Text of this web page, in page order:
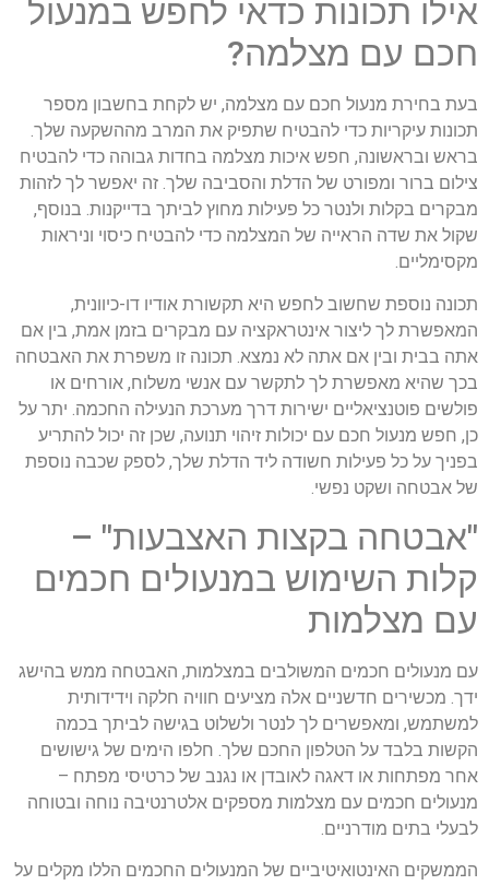
אילו תכונות כדאי לחפש במנעול
חכם עם מצלמה?
בעת בחירת מנעול חכם עם מצלמה, יש לקחת בחשבון מספר
תכונות עיקריות כדי להבטיח שתפיק את המרב מההשקעה שלך.
בראש ובראשונה, חפש איכות מצלמה בחדות גבוהה כדי להבטיח
צילום ברור ומפורט של הדלת והסביבה שלך. זה יאפשר לך לזהות
מבקרים בקלות ולנטר כל פעילות מחוץ לביתך בדייקנות. בנוסף,
שקול את שדה הראייה של המצלמה כדי להבטיח כיסוי וניראות
מקסימליים.
תכונה נוספת שחשוב לחפש היא תקשורת אודיו דו-כיוונית,
המאפשרת לך ליצור אינטראקציה עם מבקרים בזמן אמת, בין אם
אתה בבית ובין אם אתה לא נמצא. תכונה זו משפרת את האבטחה
בכך שהיא מאפשרת לך לתקשר עם אנשי משלוח, אורחים או
פולשים פוטנציאליים ישירות דרך מערכת הנעילה החכמה. יתר על
כן, חפש מנעול חכם עם יכולות זיהוי תנועה, שכן זה יכול להתריע
בפניך על כל פעילות חשודה ליד הדלת שלך, לספק שכבה נוספת
של אבטחה ושקט נפשי.
"אבטחה בקצות האצבעות" –
קלות השימוש במנעולים חכמים
עם מצלמות
עם מנעולים חכמים המשולבים במצלמות, האבטחה ממש בהישג
ידך. מכשירים חדשניים אלה מציעים חוויה חלקה וידידותית
למשתמש, ומאפשרים לך לנטר ולשלוט בגישה לביתך בכמה
הקשות בלבד על הטלפון החכם שלך. חלפו הימים של גישושים
אחר מפתחות או דאגה לאובדן או נגנב של כרטיסי מפתח –
מנעולים חכמים עם מצלמות מספקים אלטרנטיבה נוחה ובטוחה
לבעלי בתים מודרניים.
הממשקים האינטואיטיביים של המנעולים החכמים הללו מקלים על